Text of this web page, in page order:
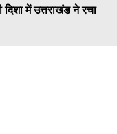
में उत्तराखंड ने रचा